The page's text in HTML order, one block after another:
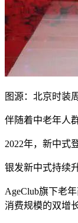
图源：北京时装
伴随着中老年人
2022年，新中式
银发新中式持续
AgeClub旗下老
消费规模的双增长